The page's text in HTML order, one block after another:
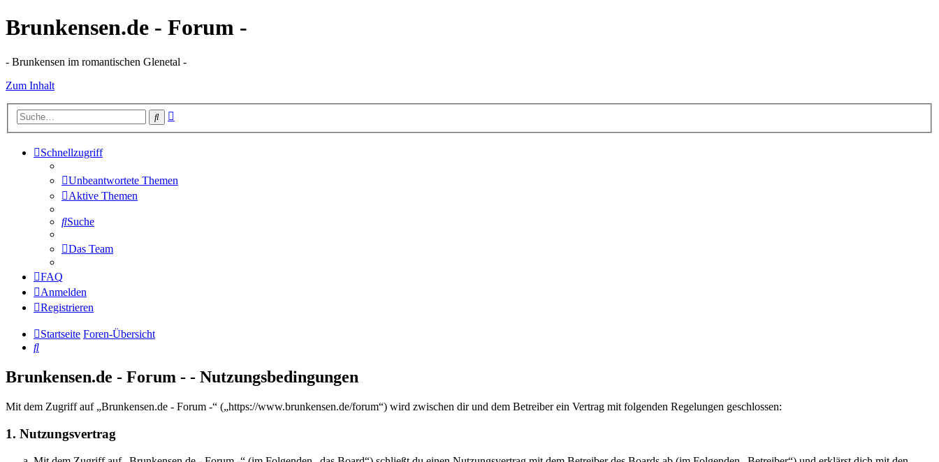
Brunkensen.de - Forum -
- Brunkensen im romantischen Glenetal -
Zum Inhalt
Suche
Schnellzugriff
Unbeantwortete Themen
Aktive Themen
Suche
Das Team
FAQ
Anmelden
Registrieren
Startseite Foren-Übersicht
Suche
Brunkensen.de - Forum - - Nutzungsbedingungen
Mit dem Zugriff auf „Brunkensen.de - Forum -“ („https://www.brunkensen.de/forum“) wird zwischen dir und dem Betreiber ein Vertrag mit folgenden Regelungen geschlossen:
1. Nutzungsvertrag